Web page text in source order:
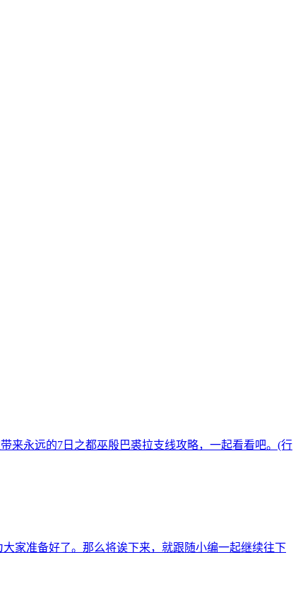
来永远的7日之都巫殷巴裘拉支线攻略，一起看看吧。(行
家准备好了。那么将诶下来，就跟随小编一起继续往下